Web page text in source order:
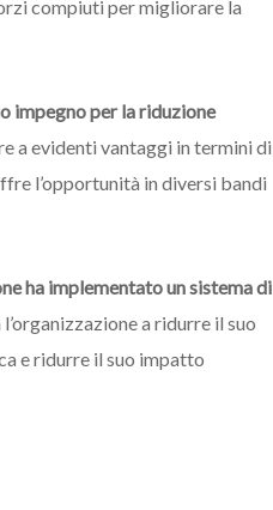
compiuti per migliorare la
impegno per la riduzione
a evidenti vantaggi in termini di
l’opportunità in diversi bandi
ha implementato un sistema di
a ridurre il suo
e ridurre il suo impatto